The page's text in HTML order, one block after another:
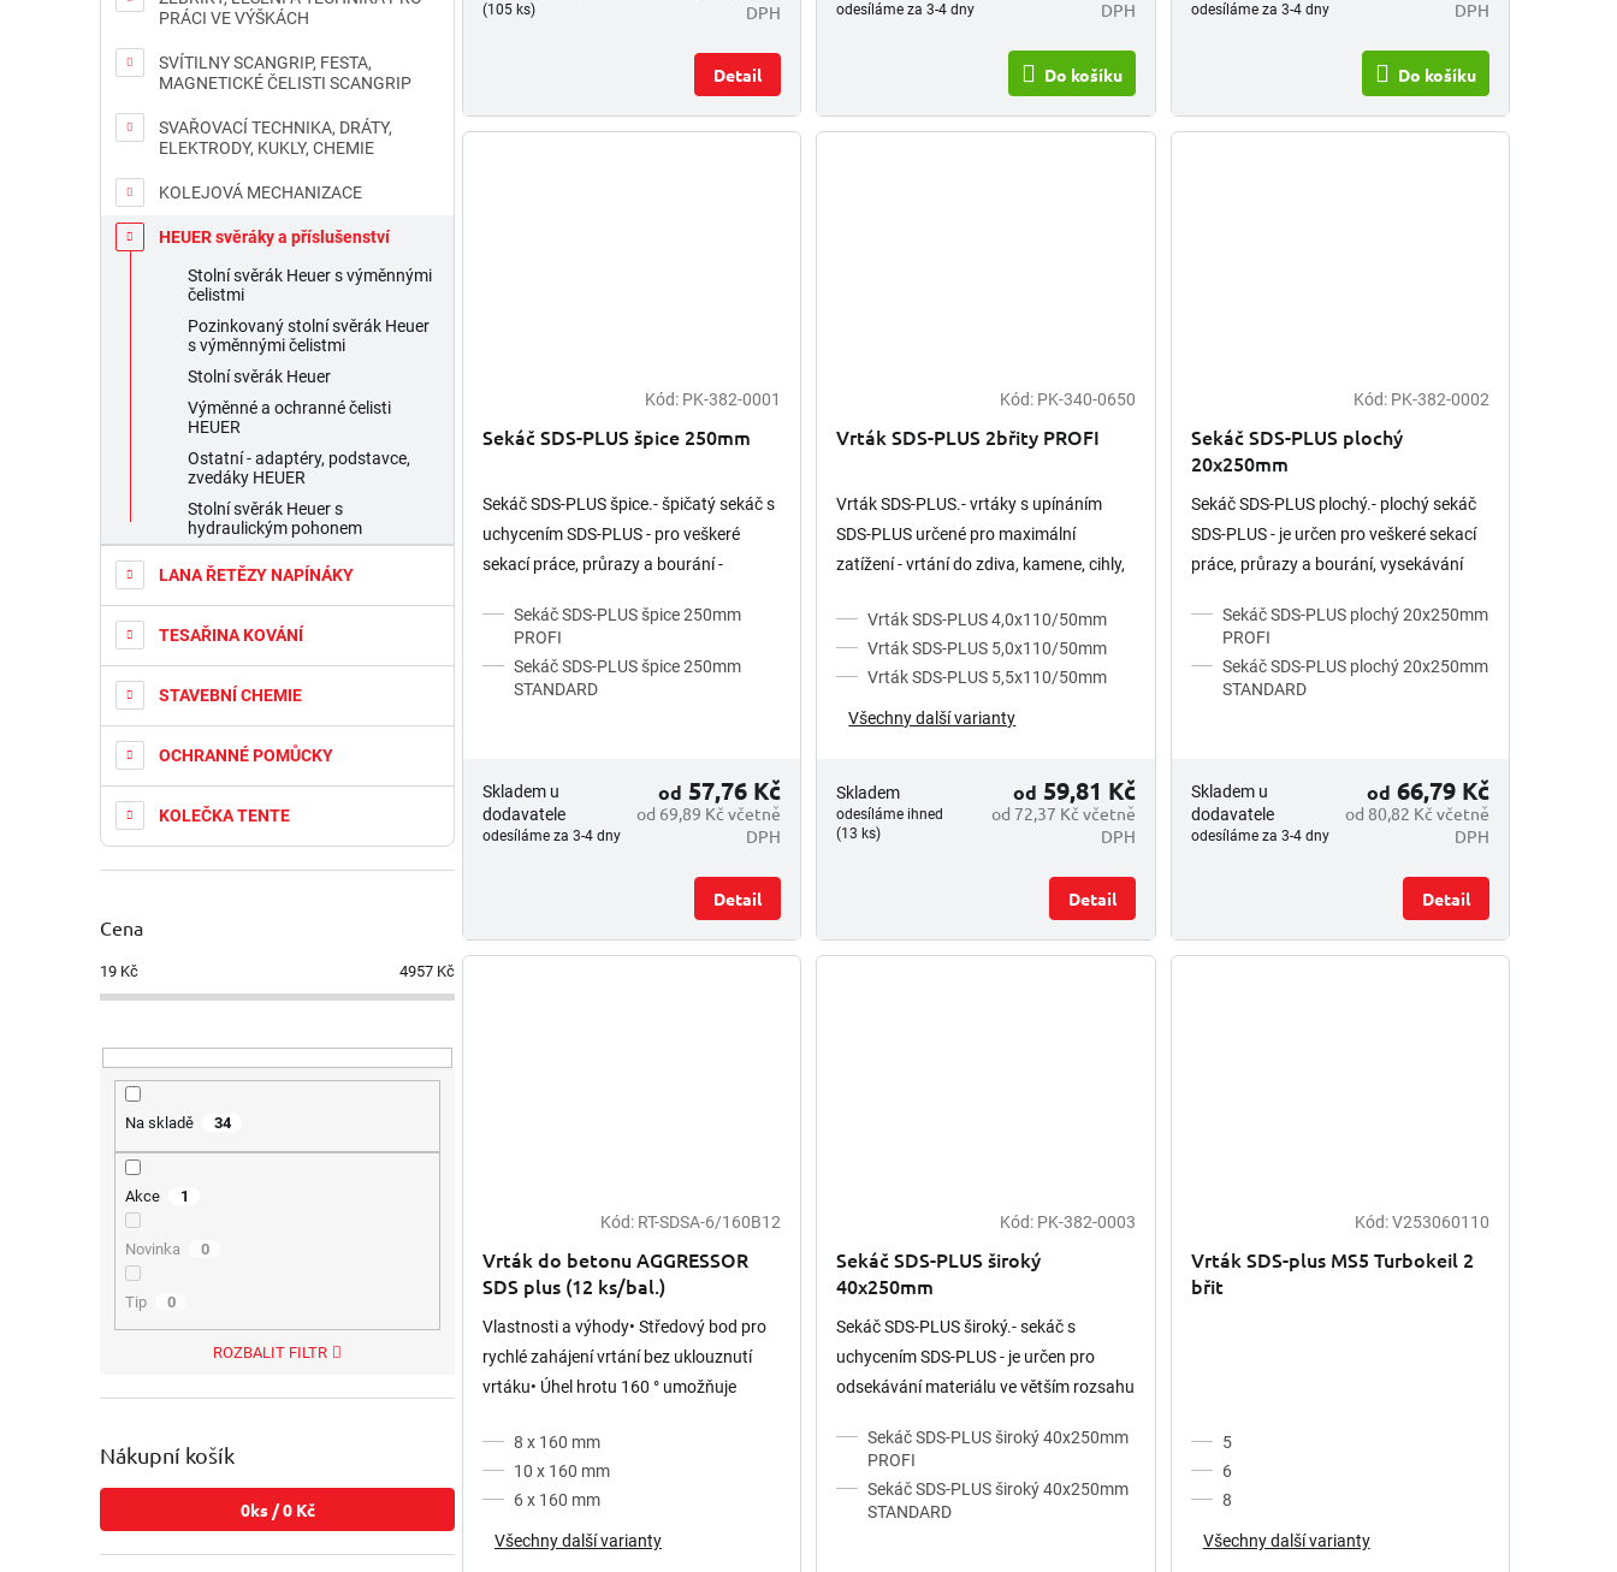
PRÁCI VE VÝŠKÁCH
SVÍTILNY SCANGRIP, FESTA,
MAGNETICKÉ ČELISTI SCANGRIP
SVAŘOVACÍ TECHNIKA, DRÁTY,
ELEKTRODY, KUKLY, CHEMIE
KOLEJOVÁ MECHANIZACE
HEUER svěráky a příslušenství
Stolní svěrák Heuer s výměnnými
čelistmi
Pozinkovaný stolní svěrák Heuer
s výměnnými čelistmi
Stolní svěrák Heuer
Výměnné a ochranné čelisti
HEUER
Ostatní - adaptéry, podstavce,
zvedáky HEUER
Stolní svěrák Heuer s
hydraulickým pohonem
LANA ŘETĚZY NAPÍNÁKY
TESAŘINA KOVÁNÍ
STAVEBNÍ CHEMIE
OCHRANNÉ POMŮCKY
KOLEČKA TENTE
Cena
19 Kč 4957 Kč
Na skladě 34
Akce 1
Novinka 0
Tip 0
ROZBALIT FILTR
Nákupní košík
0ks /0 Kč
(105 ks)
DPH
Detail
odesíláme za 3-4 dny
DPH
Do košíku
odesíláme za 3-4 dny
DPH
Do košíku
Kód: PK-382-0001
Sekáč SDS-PLUS špice 250mm
Sekáč SDS-PLUS špice.- špičatý sekáč s
uchycením SDS-PLUS - pro veškeré
sekací práce, průrazy a bourání -
materiálů
Sekáč SDS-PLUS špice 250mm
PROFI
Sekáč SDS-PLUS špice 250mm
STANDARD
Skladem u
dodavatele
odesíláme za 3-4 dny
od 69,89 Kč včetně
DPH
od 57,76 Kč
Detail
Kód: PK-340-0650
Vrták SDS-PLUS 2břity PROFI
Vrták SDS-PLUS.- vrtáky s upínáním
SDS-PLUS určené pro maximální
zatížení - vrtání do zdiva, kamene, cihly,
pro hmoždinky a kotvy - 2...
Vrták SDS-PLUS 4,0x110/50mm
Vrták SDS-PLUS 5,0x110/50mm
Vrták SDS-PLUS 5,5x110/50mm
Všechny další varianty
Skladem
odesíláme ihned
(13 ks)
od 72,37 Kč včetně
DPH
od 59,81 Kč
Detail
Kód: PK-382-0002
Sekáč SDS-PLUS plochý
20x250mm
Sekáč SDS-PLUS plochý.- plochý sekáč
SDS-PLUS - je určen pro veškeré sekací
práce, průrazy a bourání, vysekávání
betonu a všech...
Sekáč SDS-PLUS plochý 20x250mm
PROFI
Sekáč SDS-PLUS plochý 20x250mm
STANDARD
Skladem u
dodavatele
odesíláme za 3-4 dny
od 80,82 Kč včetně
DPH
od 66,79 Kč
Detail
Kód: RT-SDSA-6/160B12
Vrták do betonu AGGRESSOR
SDS plus (12 ks/bal.)
Vlastnosti a výhody• Středový bod pro
rychlé zahájení vrtání bez uklouznutí
vrtáku• Úhel hrotu 160 ° umožňuje
uložení karbidové desky...
8 x 160 mm
10 x 160 mm
6 x 160 mm
Všechny další varianty
Kód: PK-382-0003
Sekáč SDS-PLUS široký
40x250mm
Sekáč SDS-PLUS široký.- sekáč s
uchycením SDS-PLUS - je určen pro
odsekávání materiálu ve větším rozsahu
vyvracení materiálu - vhodný do...
Sekáč SDS-PLUS široký 40x250mm
PROFI
Sekáč SDS-PLUS široký 40x250mm
STANDARD
Kód:V253060110
Vrták SDS-plus MS5 Turbokeil 2
břit
5
6
8
Všechny další varianty